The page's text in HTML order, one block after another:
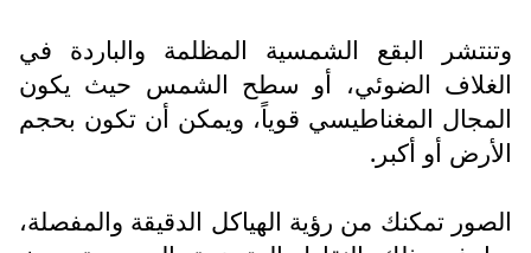
وتنتشر البقع الشمسية المظلمة والباردة في
الغلاف الضوئي، أو سطح الشمس حيث يكون
المجال المغناطيسي قوياً، ويمكن أن تكون بحجم
الأرض أو أكبر.
الصور تمكنك من رؤية الهياكل الدقيقة والمفصلة،